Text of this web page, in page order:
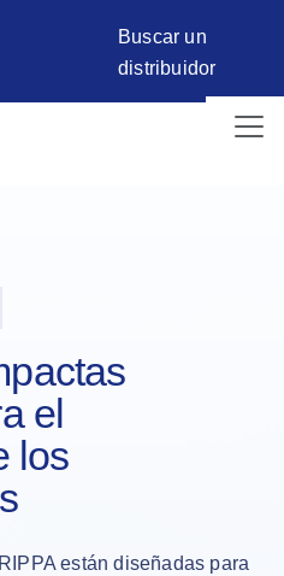
Buscar un
distribuidor
el
los
están diseñadas para